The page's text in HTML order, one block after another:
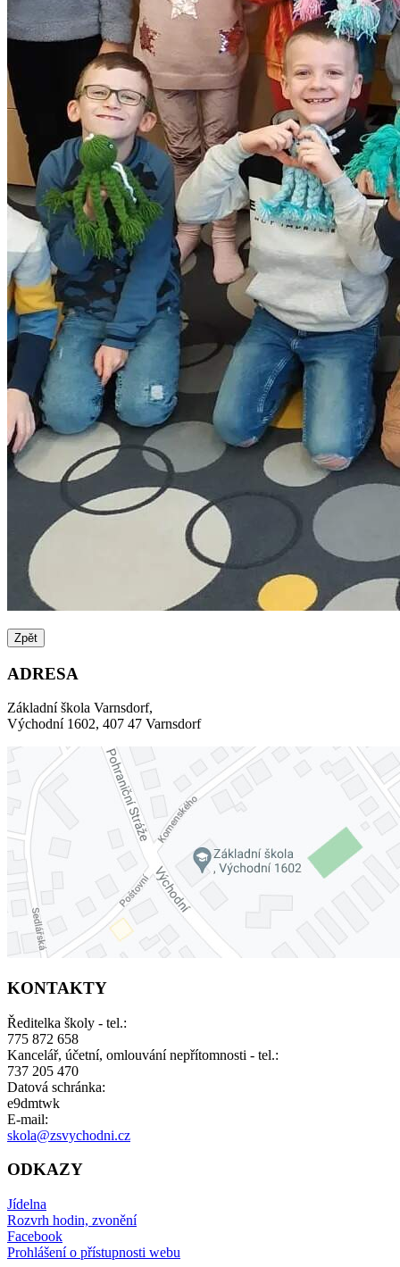
Zpět
ADRESA
Základní škola Varnsdorf,
Východní 1602, 407 47 Varnsdorf
KONTAKTY
Ředitelka školy - tel.:
775 872 658
Kancelář, účetní, omlouvání nepřítomnosti - tel.:
737 205 470
Datová schránka:
e9dmtwk
E-mail:
skola@zsvychodni.cz
ODKAZY
Jídelna
Rozvrh hodin, zvonění
Facebook
Prohlášení o přístupnosti webu